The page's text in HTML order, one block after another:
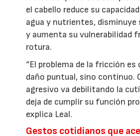
el cabello reduce su
agua y nutrientes, disminuye
y aumenta su vulnerabilidad
rotura.
“El problema de la fricción es
daño puntual, sino continuo.
agresivo va debilitando la
deja de cumplir su función
explica Leal.
Gestos cotidianos que